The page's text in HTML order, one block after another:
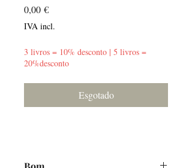
0,00 €Preço
IVA incl.
3 livros = 10% desconto | 5 livros =
20%desconto
Esgotado